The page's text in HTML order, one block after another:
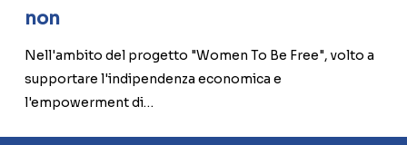
strumento
in
contesti
di
lavoro
non
Nell'ambito del progetto "Women To Be Free", volto a
supportare l'indipendenza economica e
l'empowerment di…